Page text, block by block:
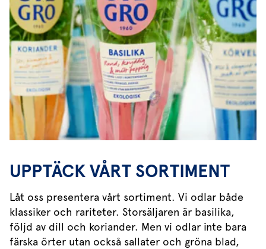
UPPTÄCK VÅRT SORTIMENT
Låt oss presentera vårt sortiment. Vi odlar både
klassiker och rariteter. Storsäljaren är basilika,
följd av dill och koriander. Men vi odlar inte bara
färska örter utan också sallater och gröna blad,